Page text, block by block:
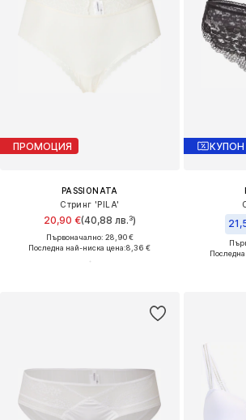
ПРОМОЦИЯ
PASSIONATA
Стринг 'PILA'
20,90 €(40,88 лв.³)
Първоначално: 28,90 €
Последна най-ниска цена:8,36 €
КУПОН